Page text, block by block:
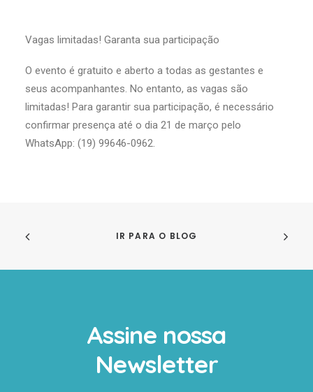
Vagas limitadas! Garanta sua participação
O evento é gratuito e aberto a todas as gestantes e
seus acompanhantes. No entanto, as vagas são
limitadas! Para garantir sua participação, é necessário
confirmar presença até o dia 21 de março pelo
WhatsApp: (19) 99646-0962.
IR PARA O BLOG
Assine nossa
Newsletter